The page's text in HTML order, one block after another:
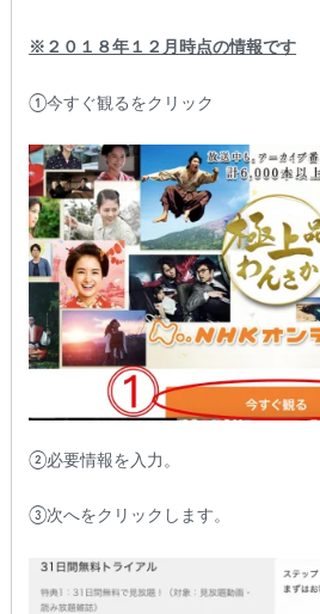
※２０１８年１２月時点の情報です
①今すぐ観るをクリック
②必要情報を入力。
③次へをクリックします。